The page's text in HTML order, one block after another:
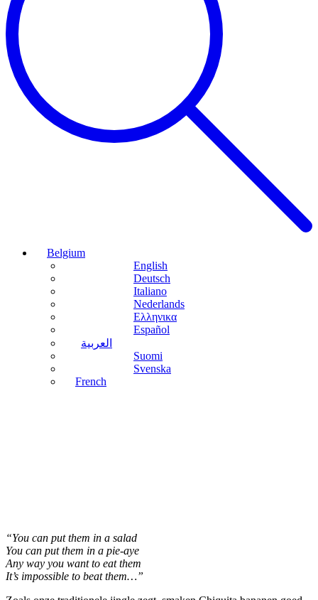
Belgium
English
Deutsch
Italiano
Nederlands
Ελληνικα
Español
العربية
Suomi
Svenska
French
“You can put them in a salad
You can put them in a pie-aye
Any way you want to eat them
It’s impossible to beat them…”